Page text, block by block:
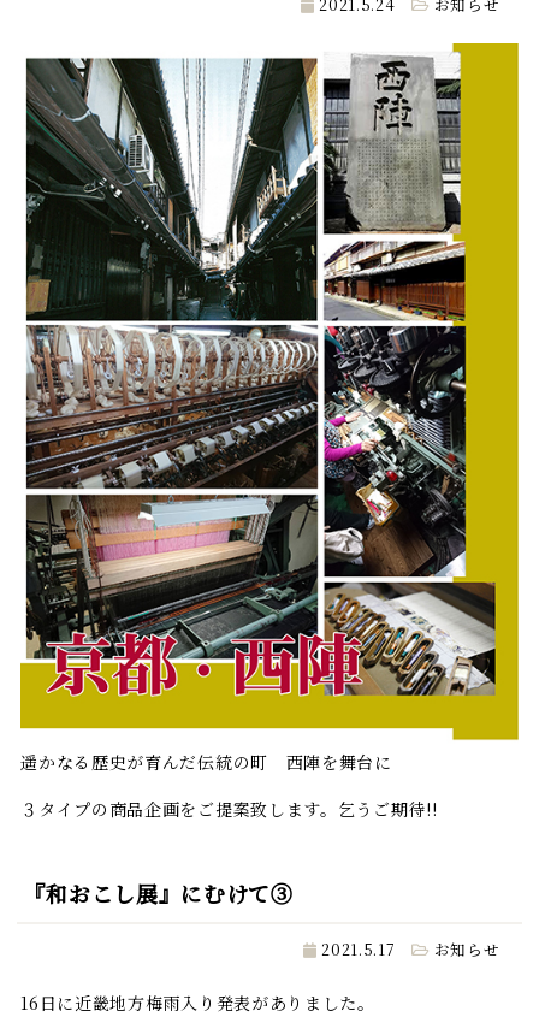
2021.5.24 お知らせ
遥かなる歴史が育んだ伝統の町 西陣を舞台に
３タイプの商品企画をご提案致します。乞うご期待!!
『和おこし展』にむけて③
2021.5.17 お知らせ
16日に近畿地方梅雨入り発表がありました。